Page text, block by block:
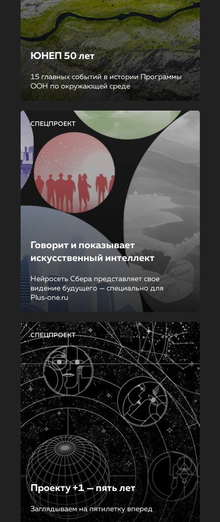
ЮНЕП 50 лет
15 главных событий в истории Программы
ООН по окружающей среде
СПЕЦПРОЕКТ
Говорит и показывает
искусственный интеллект
Нейросеть Сбера представляет свое
видение будущего — специально для
Plus‑one.ru
СПЕЦПРОЕКТ
Проекту +1 — пять лет
Заглядываем на пятилетку вперед